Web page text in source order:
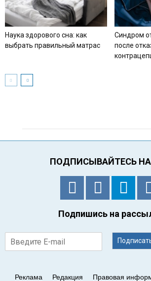
Наука здорового сна: как
выбрать правильный матрас
Синдром
после
ПОДПИСЫВАЙТЕСЬ
Подпишись на
Реклама Редакция Правовая